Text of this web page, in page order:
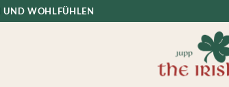
UND WOHLFÜHLEN